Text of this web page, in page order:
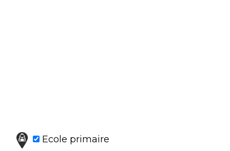
Ecole primaire